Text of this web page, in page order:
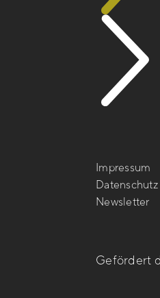
Impressum
Datenschutz
Newsletter
Gefördert